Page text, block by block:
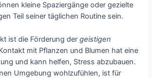
kleine Spaziergänge oder gezielte
Teil seiner täglichen Routine sein.
ist die Förderung dergeistigen
mit Pflanzen und Blumen hat eine
und kann helfen, Stress abzubauen.
Umgebung wohlzufühlen, ist für